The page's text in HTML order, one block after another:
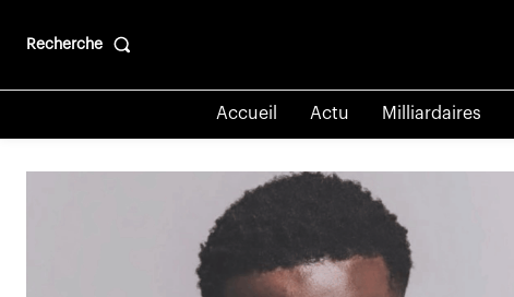
Recherche
Accueil Actu Milliardaires